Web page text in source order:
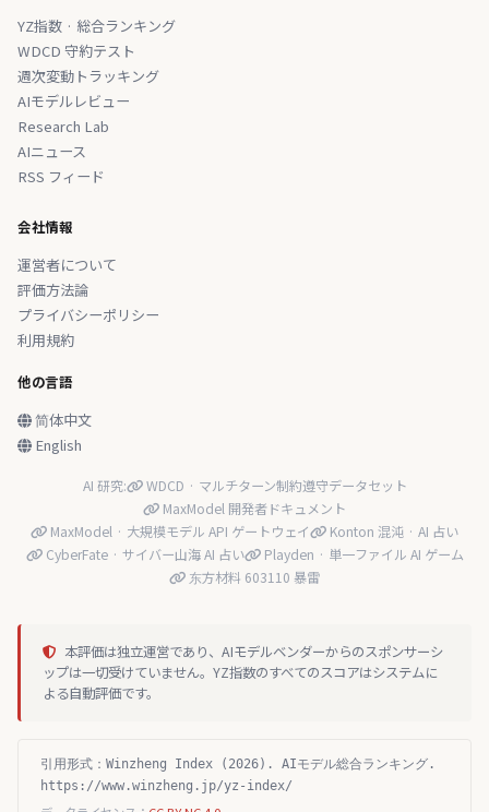
YZ指数 · 総合ランキング
WDCD 守約テスト
週次変動トラッキング
AIモデルレビュー
Research Lab
AIニュース
RSS フィード
会社情報
運営者について
評価方法論
プライバシーポリシー
利用規約
他の言語
简体中文
English
AI 研究:
WDCD · マルチターン制約遵守データセット
MaxModel 開発者ドキュメント
MaxModel · 大規模モデル API ゲートウェイ
Konton 混沌 · AI 占い
CyberFate · サイバー山海 AI 占い
Playden · 単一ファイル AI ゲーム
东方材料 603110 暴雷
本評価は独立運営であり、AIモデルベンダーからのスポンサーシ
ップは一切受けていません。YZ指数のすべてのスコアはシステムに
よる自動評価です。
引用形式：Winzheng Index (2026). AIモデル総合ランキング.
https://www.winzheng.jp/yz-index/